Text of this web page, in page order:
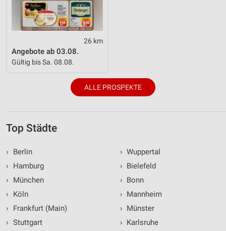
26 km
Angebote ab 03.08.
Gültig bis Sa. 08.08.
ALLE PROSPEKTE
Top Städte
›
Berlin
›
Hamburg
›
München
›
Köln
›
Frankfurt (Main)
› Stuttgart
› Wuppertal
› Bielefeld
› Bonn
› Mannheim
› Münster
› Karlsruhe